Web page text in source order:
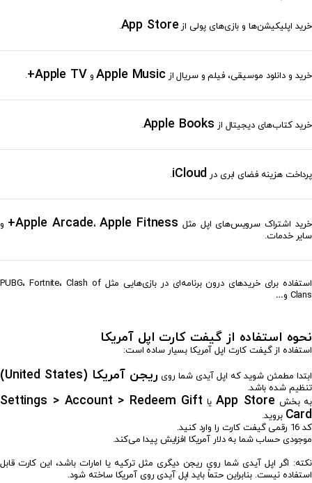
خرید اپلیکیشن‌ها و بازی‌های پولی از App Store
.
خرید و دانلود موسیقی، فیلم و سریال از Apple Musicو Apple TV+
.
خرید کتاب‌های دیجیتال از Apple Books
.
پرداخت هزینه فضای ابری در iCloud
.
خرید اشتراک سرویس‌های اپل مثل Apple Arcade،Apple Fitness+
و
سایر خدمات.
استفاده برای خریدهای درون برنامه‌ای در بازی‌هایی مثل PUBG، Fortnite، Clash of
Clans و…
نحوه استفاده از گیفت کارت اپل آمریکا
استفاده از گیفت کارت اپل آمریکا بسیار ساده است:
ابتدا مطمئن شوید که اپل آیدی شما روی ریجن آمریکا (United States)
تنظیم شده باشد.
به بخش App Storeیا Settings > Account > Redeem Gift
Card بروید.
کد 16 رقمی گیفت کارت را وارد کنید.
موجودی حساب شما به دلار آمریکا افزایش پیدا می‌کند.
نکته: اگر اپل آیدی شما روی ریجن دیگری مثل ترکیه یا امارات باشد، این کارت قابل
استفاده نیست. بنابراین حتماً باید اپل آیدی روی آمریکا ساخته شود.